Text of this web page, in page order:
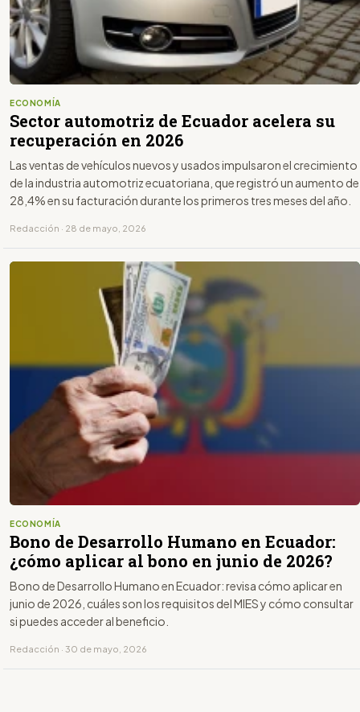
ECONOMÍA
Sector automotriz de Ecuador acelera su
recuperación en 2026
Las ventas de vehículos nuevos y usados impulsaron el crecimiento
de la industria automotriz ecuatoriana, que registró un aumento de
28,4% en su facturación durante los primeros tres meses del año.
Redacción · 28 de mayo, 2026
ECONOMÍA
Bono de Desarrollo Humano en Ecuador:
¿cómo aplicar al bono en junio de 2026?
Bono de Desarrollo Humano en Ecuador: revisa cómo aplicar en
junio de 2026, cuáles son los requisitos del MIES y cómo consultar
si puedes acceder al beneficio.
Redacción · 30 de mayo, 2026